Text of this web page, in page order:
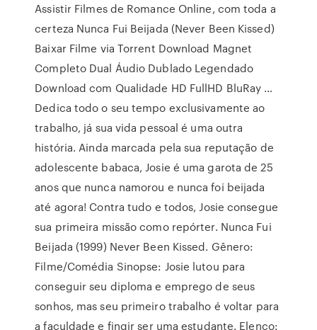
Assistir Filmes de Romance Online, com toda a
certeza Nunca Fui Beijada (Never Been Kissed)
Baixar Filme via Torrent Download Magnet
Completo Dual Áudio Dublado Legendado
Download com Qualidade HD FullHD BluRay …
Dedica todo o seu tempo exclusivamente ao
trabalho, já sua vida pessoal é uma outra
história. Ainda marcada pela sua reputação de
adolescente babaca, Josie é uma garota de 25
anos que nunca namorou e nunca foi beijada
até agora! Contra tudo e todos, Josie consegue
sua primeira missão como repórter. Nunca Fui
Beijada (1999) Never Been Kissed. Gênero:
Filme/Comédia Sinopse: Josie lutou para
conseguir seu diploma e emprego de seus
sonhos, mas seu primeiro trabalho é voltar para
a faculdade e fingir ser uma estudante. Elenco: